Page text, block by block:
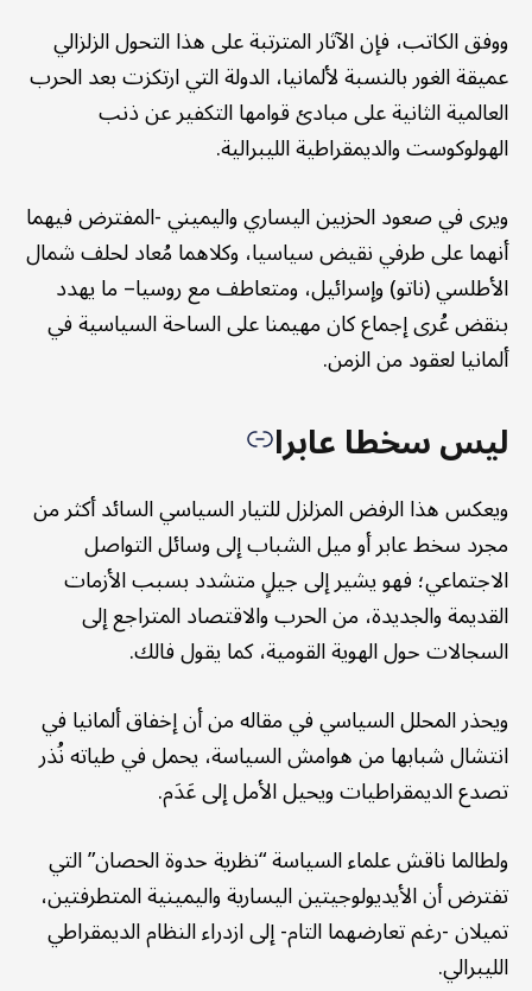
ووفق الكاتب، فإن الآثار المترتبة على هذا التحول الزلزالي
عميقة الغور بالنسبة لألمانيا، الدولة التي ارتكزت بعد الحرب
العالمية الثانية على مبادئ قوامها التكفير عن ذنب
الهولوكوست والديمقراطية الليبرالية.
ويرى في صعود الحزبين اليساري واليميني -المفترض فيهما
أنهما على طرفي نقيض سياسيا، وكلاهما مُعاد لحلف شمال
الأطلسي (ناتو) وإسرائيل، ومتعاطف مع روسيا– ما يهدد
بنقض عُرى إجماع كان مهيمنا على الساحة السياسية في
ألمانيا لعقود من الزمن.
ليس سخطا عابرا
ويعكس هذا الرفض المزلزل للتيار السياسي السائد أكثر من
مجرد سخط عابر أو ميل الشباب إلى وسائل التواصل
الاجتماعي؛ فهو يشير إلى جيلٍ متشدد بسبب الأزمات
القديمة والجديدة، من الحرب والاقتصاد المتراجع إلى
السجالات حول الهوية القومية، كما يقول فالك.
ويحذر المحلل السياسي في مقاله من أن إخفاق ألمانيا في
انتشال شبابها من هوامش السياسة، يحمل في طياته نُذر
تصدع الديمقراطيات ويحيل الأمل إلى عَدَم.
ولطالما ناقش علماء السياسة “نظرية حدوة الحصان” التي
تفترض أن الأيديولوجيتين اليسارية واليمينية المتطرفتين،
تميلان -رغم تعارضهما التام- إلى ازدراء النظام الديمقراطي
الليبرالي.